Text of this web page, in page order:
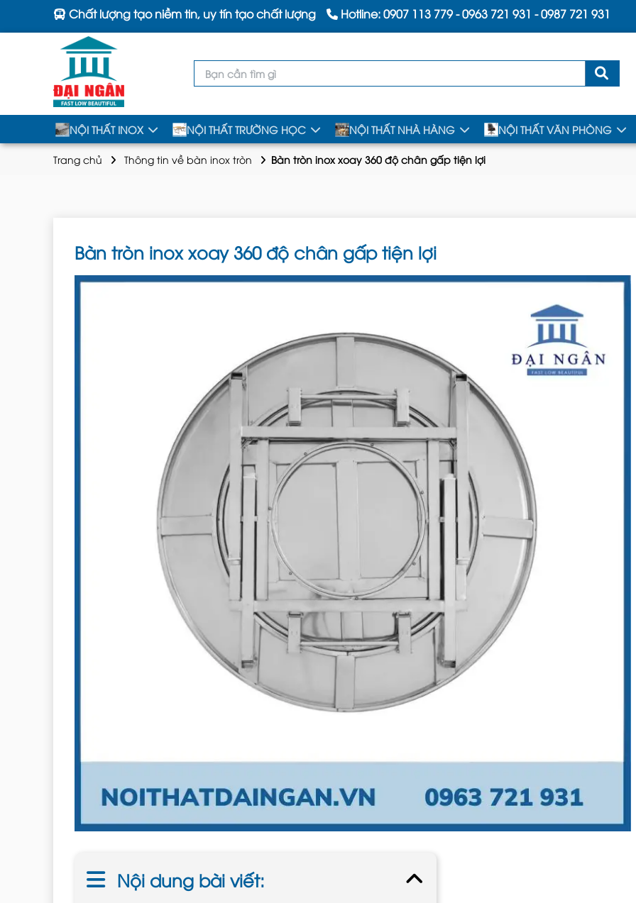
Chất lượng tạo niềm tin, uy tín tạo chất lượng Hotline:0907 113 779-0963 721 931 -0987 721 931
NỘI THẤT INOX NỘI THẤT TRƯỜNG HỌC NỘI THẤT NHÀ HÀNG NỘI THẤT VĂN PHÒNG
Trang chủ Thông tin về bàn inox tròn Bàn tròn inox xoay 360 độ chân gấp tiện lợi
Bàn tròn inox xoay 360 độ chân gấp tiện lợi
Nội dung bài viết: